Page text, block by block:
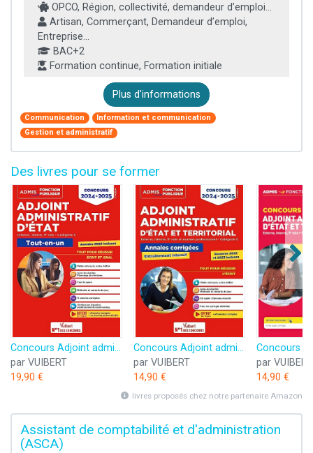
OPCO, Région, collectivité, demandeur d’emploi...
Artisan, Commerçant, Demandeur d’emploi,
Entreprise...
BAC+2
Formation continue, Formation initiale
Plus d'informations
Communication
Information et communication
Gestion et administratif
Des livres pour se former
Concours Adjoint administratif d'État - Catégorie C - Tout-en-un: Concours 2024-2025
par VUIBERT
19,90 €
Concours Adjoint administratif - Catégorie C - Annales corrigées - Session 2023 incluse: État et territorial - Concours 2024-2025
par VUIBERT
14,90 €
par VUIBERT
14,90 €
livres proposés chez notre partenaire Amazon
Assistant de comptabilité et d'administration
(ASCA)